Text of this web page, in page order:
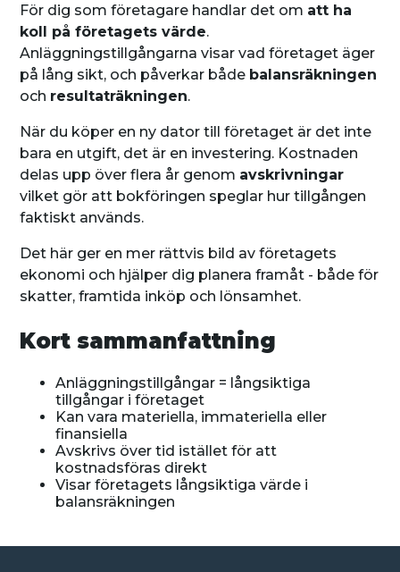
För dig som företagare handlar det om att ha
koll på företagets värde.
Anläggningstillgångarna visar vad företaget äger
på lång sikt, och påverkar både balansräkningen
och resultaträkningen.
När du köper en ny dator till företaget är det inte
bara en utgift, det är en investering. Kostnaden
delas upp över flera år genom avskrivningar
vilket gör att bokföringen speglar hur tillgången
faktiskt används.
Det här ger en mer rättvis bild av företagets
ekonomi och hjälper dig planera framåt - både för
skatter, framtida inköp och lönsamhet.
Kort sammanfattning
Anläggningstillgångar = långsiktiga
tillgångar i företaget
Kan vara materiella, immateriella eller
finansiella
Avskrivs över tid istället för att
kostnadsföras direkt
Visar företagets långsiktiga värde i
balansräkningen